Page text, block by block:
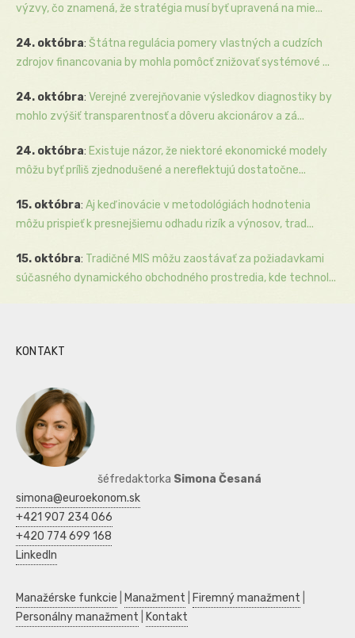
výzvy, čo znamená, že stratégia musí byť upravená na mie...
24. októbra: Štátna regulácia pomery vlastných a cudzích
zdrojov financovania by mohla pomôcť znižovať systémové ...
24. októbra: Verejné zverejňovanie výsledkov diagnostiky by
mohlo zvýšiť transparentnosť a dôveru akcionárov a zá...
24. októbra: Existuje názor, že niektoré ekonomické modely
môžu byť príliš zjednodušené a nereflektujú dostatočne...
15. októbra: Aj keď inovácie v metodológiách hodnotenia
môžu prispieť k presnejšiemu odhadu rizík a výnosov, trad...
15. októbra: Tradičné MIS môžu zaostávať za požiadavkami
súčasného dynamického obchodného prostredia, kde technol...
KONTAKT
šéfredaktorka Simona Česaná
simona@euroekonom.sk
+421 907 234 066
+420 774 699 168
LinkedIn
Manažérske funkcie Manažment Firemný manažment
Personálny manažment
Kontakt